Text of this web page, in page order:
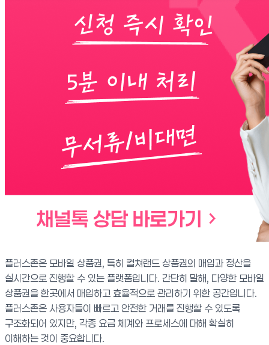
플러스존은 모바일 상품권, 특히 컬쳐랜드 상품권의 매입과 정산을
실시간으로 진행할 수 있는 플랫폼입니다. 간단히 말해, 다양한 모바일
상품권을 한곳에서 매입하고 효율적으로 관리하기 위한 공간입니다.
플러스존은 사용자들이 빠르고 안전한 거래를 진행할 수 있도록
구조화되어 있지만, 각종 요금 체계와 프로세스에 대해 확실히
이해하는 것이 중요합니다.